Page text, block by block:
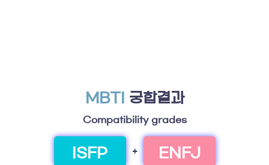
MBTI 궁합결과
Compatibility grades
ISFP + ENFJ